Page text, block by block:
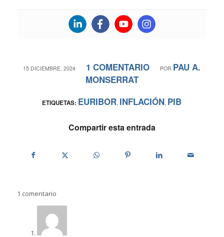
15 DICIEMBRE, 2024
/ 1 COMENTARIO
/ POR PAU A.
MONSERRAT
ETIQUETAS: EURIBOR, INFLACIÓN, PIB
Compartir esta entrada
1 comentario